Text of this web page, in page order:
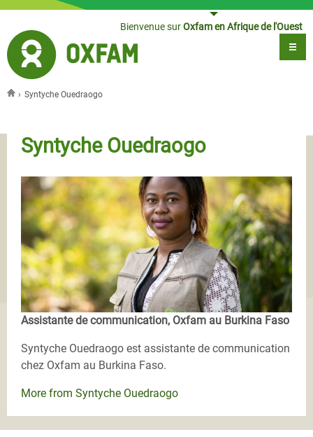
Bienvenue surOxfam en Afrique de l'Ouest
› Syntyche Ouedraogo
Syntyche Ouedraogo
Assistante de communication, Oxfam au Burkina Faso
Syntyche Ouedraogo est assistante de communication
chez Oxfam au Burkina Faso.
More from Syntyche Ouedraogo